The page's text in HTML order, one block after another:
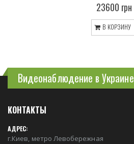
23600 грн
В КОРЗИНУ
Видеонаблюдение в Украине
КОНТАКТЫ
АДРЕС:
г.Киев, метро Левобережная